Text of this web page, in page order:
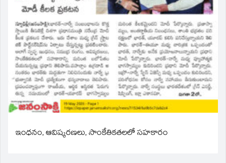
ఇంధనం, ఆవిష్కరణలు, సాంకేతికతలలో సహకారం